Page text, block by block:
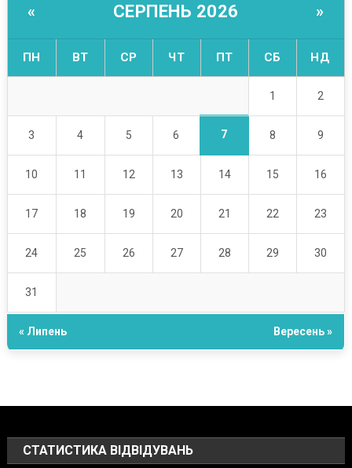
« СЕРПЕНЬ 2026 »
ПН ВТ СР ЧТ ПТ СБ НД
1 2
3 4 5 6 7 8 9
10 11 12 13 14 15 16
17 18 19 20 21 22 23
24 25 26 27 28 29 30
31
« Липень Вересень »
СТАТИСТИКА ВІДВІДУВАНЬ